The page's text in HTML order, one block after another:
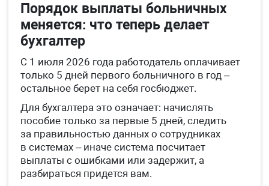
Порядок выплаты больничных
меняется: что теперь делает
бухгалтер
С 1 июля 2026 года работодатель оплачивает
только 5 дней первого больничного в год –
остальное берет на себя госбюджет.
Для бухгалтера это означает: начислять
пособие только за первые 5 дней, следить
за правильностью данных о сотрудниках
в системах – иначе система посчитает
выплаты с ошибками или задержит, а
разбираться придется вам.